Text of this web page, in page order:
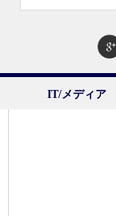
IT/メディア